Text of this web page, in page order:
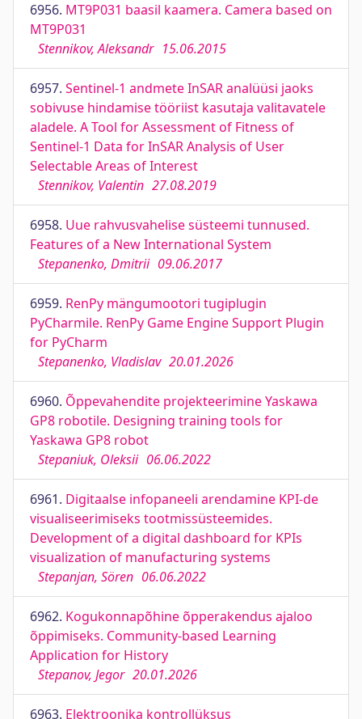
6956. MT9P031 baasil kaamera. Camera based on
MT9P031
Stennikov, Aleksandr 15.06.2015
6957. Sentinel-1 andmete InSAR analüüsi jaoks
sobivuse hindamise tööriist kasutaja valitavatele
aladele. A Tool for Assessment of Fitness of
Sentinel-1 Data for InSAR Analysis of User
Selectable Areas of Interest
Stennikov, Valentin 27.08.2019
6958. Uue rahvusvahelise süsteemi tunnused.
Features of a New International System
Stepanenko, Dmitrii 09.06.2017
6959. RenPy mängumootori tugiplugin
PyCharmile. RenPy Game Engine Support Plugin
for PyCharm
Stepanenko, Vladislav 20.01.2026
6960. Õppevahendite projekteerimine Yaskawa
GP8 robotile. Designing training tools for
Yaskawa GP8 robot
Stepaniuk, Oleksii 06.06.2022
6961. Digitaalse infopaneeli arendamine KPI-de
visualiseerimiseks tootmissüsteemides.
Development of a digital dashboard for KPIs
visualization of manufacturing systems
Stepanjan, Sören 06.06.2022
6962. Kogukonnapõhine õpperakendus ajaloo
õppimiseks. Community-based Learning
Application for History
Stepanov, Jegor 20.01.2026
6963. Elektroonika kontrollüksus